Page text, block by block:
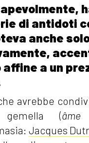
di antidoti
anche
a un
avrebbe
gemella (
Jacques